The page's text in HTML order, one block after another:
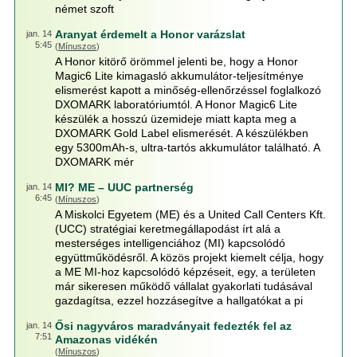
német szoft
jan. 14
5:45
Aranyat érdemelt a Honor varázslat
(Mínuszos)
A Honor kitörő örömmel jelenti be, hogy a Honor
Magic6 Lite kimagasló akkumulátor-teljesítménye
elismerést kapott a minőség-ellenőrzéssel foglalkozó
DXOMARK laboratóriumtól. A Honor Magic6 Lite
készülék a hosszú üzemideje miatt kapta meg a
DXOMARK Gold Label elismerését. A készülékben
egy 5300mAh-s, ultra-tartós akkumulátor található. A
DXOMARK mér
jan. 14
6:45
MI? ME – UUC partnerség
(Mínuszos)
A Miskolci Egyetem (ME) és a United Call Centers Kft.
(UCC) stratégiai keretmegállapodást írt alá a
mesterséges intelligenciához (MI) kapcsolódó
együttműködésről. A közös projekt kiemelt célja, hogy
a ME MI-hoz kapcsolódó képzéseit, egy, a területen
már sikeresen működő vállalat gyakorlati tudásával
gazdagítsa, ezzel hozzásegítve a hallgatókat a pi
jan. 14
7:51
Ősi nagyváros maradványait fedezték fel az
Amazonas vidékén
(Mínuszos)